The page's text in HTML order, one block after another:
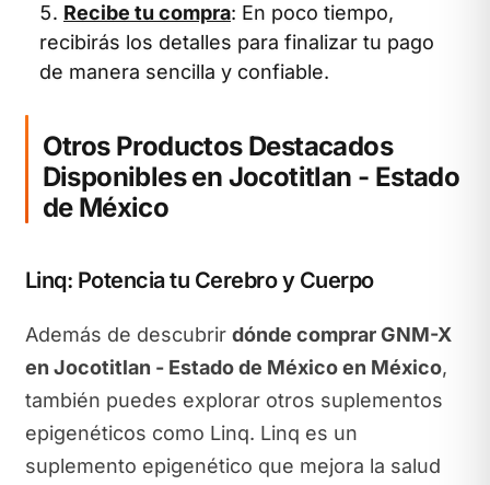
Recibe tu compra: En poco tiempo,
recibirás los detalles para finalizar tu pago
de manera sencilla y confiable.
Otros Productos Destacados
Disponibles en Jocotitlan - Estado
de México
Linq: Potencia tu Cerebro y Cuerpo
Además de descubrir dónde comprar GNM-X
en Jocotitlan - Estado de México en México,
también puedes explorar otros suplementos
epigenéticos como Linq. Linq es un
suplemento epigenético que mejora la salud